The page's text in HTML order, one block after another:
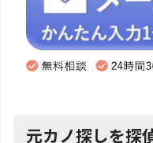
元カノ探しを探